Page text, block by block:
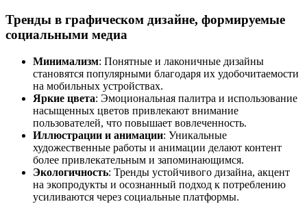
Тренды в графическом дизайне, формируемые
социальными медиа
Минимализм: Понятные и лаконичные дизайны
становятся популярными благодаря их удобочитаемости
на мобильных устройствах.
Яркие цвета: Эмоциональная палитра и использование
насыщенных цветов привлекают внимание
пользователей, что повышает вовлеченность.
Иллюстрации и анимации: Уникальные
художественные работы и анимации делают контент
более привлекательным и запоминающимся.
Экологичность: Тренды устойчивого дизайна, акцент
на экопродукты и осознанный подход к потреблению
усиливаются через социальные платформы.